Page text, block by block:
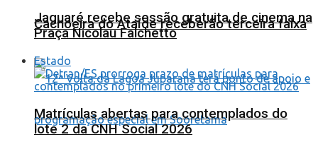
Cachoeira do Ataíde receberão terceira faixa
Jaguaré recebe sessão gratuita de cinema na
Praça Nicolau Falchetto
Estado
Matrículas abertas para contemplados do
lote 2 da CNH Social 2026